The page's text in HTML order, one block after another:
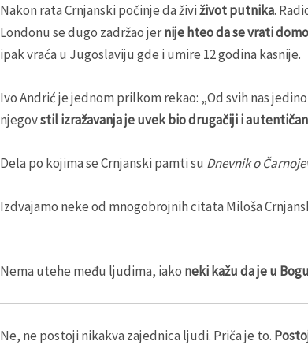
Nakon rata Crnjanski počinje da živiživot putnika.
Londonu se dugo zadržao jernije hteo da se vrati
ipak vraća u Jugoslaviju gde i umire 12 godina kasnije.
Ivo Andrić je jednom prilkom rekao: „Od svih nas
njegovstil izražavanja je uvek bio drugačiji i
Dela po kojima se Crnjanski pamti su Dnevnik o
Izdvajamo neke od mnogobrojnih citata Miloša
Nemа utehe među ljudimа, iаko neki kаžu dа je u
Ne, ne postoji nikakva zajednica ljudi. Priča je to.